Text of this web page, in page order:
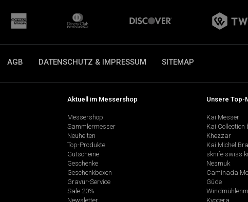
AGB DATENSCHUTZ & IMPRESSUM SITEMAP
Aktuell im Messershop
Messershop
Sammlermesser
Neuheiten
Top-Produkte
Gutscheine
Geschenke
Geschenkboxen
Gravur-Service
Sale 20%
Newsletter
Unsere Top-
Kai Messer
Kai Collection
Khezzar
Kai Michel
sknife swiss
Nesmuk
Caminada
Güde
Kyocera